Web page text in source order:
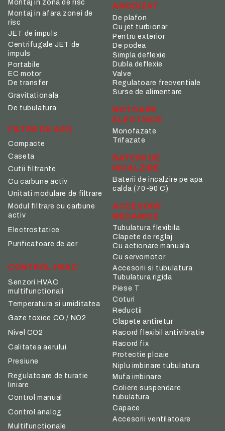
Montaj in zona de risc
Montaj in afara zonei de
risc
JET de impuls
Centrifugale JET de
impuls
Portabile
EC motor
ANODIZAT
De plafon
Cu jet turbionar
Pentru exterior
De podea
Simpla deflexie
Dubla deflexie
Valve
De transfer
Gravitationala
De tubulatura
FILTRE DE AER
Compacte
Caseta
Cutii filtrante
Cu carbune activ
Unitati modulare de filtrare
Modul filtrare cu carbune
activ
Electrostatice
Purificatoare de aer
CONTROL HVAC
Senzori HVAC
multifunctionali
Temperatura si umiditatea
Gaze toxice CO / NO2
Nivel CO2
Calitatea aerului
Presiune
Regulatoare de turatie
liniare
Control manual
Control analog
Multifunctionale
Regulatoare frecventiale
Surse de alimentare
MOTOARE
ELECTRICE
Monofazate
Trifazate
BATERII DE
INCALZIRE
Baterii de incalzire pe apa
calda (70-90 C)
ACCESORII
MECANICE
Tubulatura flexibila
Clapete de reglaj
Cu actionare manuala
Cu servomotor
Accesorii si tubulatura
Tubulatura rigida
Piese T
Coturi
Reductii
Clapete antiretur
Racord flexibil antivibratie
Racord fix
Protectie ploaie
Niplu imbinare tubulatura
Mufa imbinare
Coliere suspendare
tubulatura
Capace
Accesorii ventilatoare